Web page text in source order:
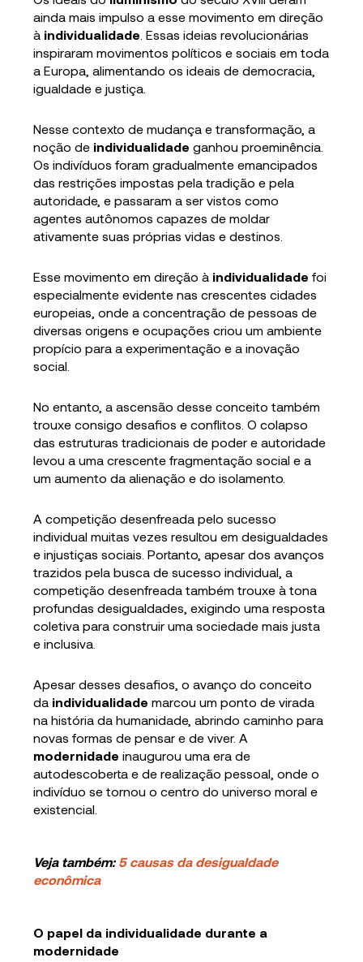
ainda mais impulso a esse movimento em direção
à individualidade . Essas ideias revolucionárias
inspiraram movimentos políticos e sociais em toda
a Europa, alimentando os ideais de democracia,
igualdade e justiça.
Nesse contexto de mudança e transformação, a
noção de individualidade ganhou proeminência.
Os indivíduos foram gradualmente emancipados
das restrições impostas pela tradição e pela
autoridade, e passaram a ser vistos como
agentes autônomos capazes de moldar
ativamente suas próprias vidas e destinos.
Esse movimento em direção à individualidade foi
especialmente evidente nas crescentes cidades
europeias, onde a concentração de pessoas de
diversas origens e ocupações criou um ambiente
propício para a experimentação e a inovação
social.
No entanto, a ascensão desse conceito também
trouxe consigo desafios e conflitos. O colapso
das estruturas tradicionais de poder e autoridade
levou a uma crescente fragmentação social e a
um aumento da alienação e do isolamento.
A competição desenfreada pelo sucesso
individual muitas vezes resultou em desigualdades
e injustiças sociais. Portanto, apesar dos avanços
trazidos pela busca de sucesso individual, a
competição desenfreada também trouxe à tona
profundas desigualdades, exigindo uma resposta
coletiva para construir uma sociedade mais justa
e inclusiva.
Apesar desses desafios, o avanço do conceito
da individualidademarcou um ponto de virada
na história da humanidade, abrindo caminho para
novas formas de pensar e de viver. A
modernidade inaugurou uma era de
autodescoberta e de realização pessoal, onde o
indivíduo se tornou o centro do universo moral e
existencial.
Veja também: 5 causas da desigualdade
econômica
O papel da individualidade durante a
modernidade